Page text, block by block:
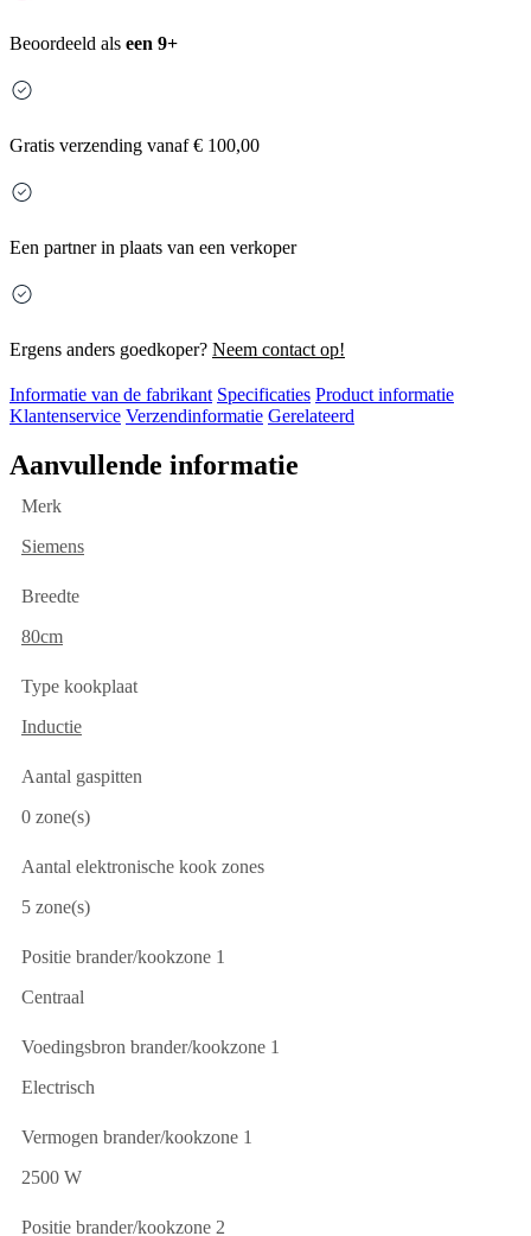
Beoordeeld als een 9+
Gratis verzending vanaf € 100,00
Een partner in plaats van een verkoper
Ergens anders goedkoper? Neem contact op!
Informatie van de fabrikant Specificaties Product informatie
Klantenservice Verzendinformatie Gerelateerd
Aanvullende informatie
Merk
Siemens
Breedte
80cm
Type kookplaat
Inductie
Aantal gaspitten
0 zone(s)
Aantal elektronische kook zones
5 zone(s)
Positie brander/kookzone 1
Centraal
Voedingsbron brander/kookzone 1
Electrisch
Vermogen brander/kookzone 1
2500 W
Positie brander/kookzone 2